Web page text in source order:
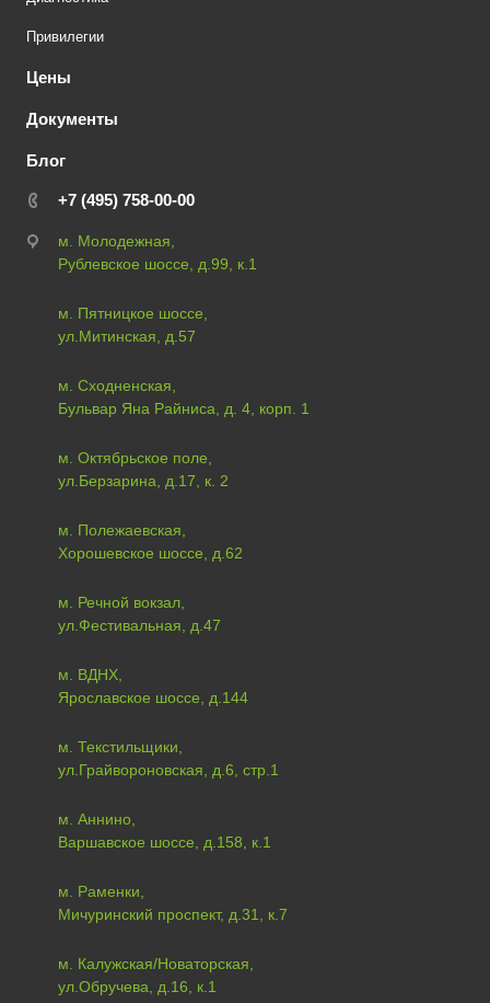
Привилегии
Цены
Документы
Блог
+7 (495) 758-00-00
м. Молодежная,
Рублевское шоссе, д.99, к.1
м. Пятницкое шоссе,
ул.Митинская, д.57
м. Сходненская,
Бульвар Яна Райниса, д. 4, корп. 1
м. Октябрьское поле,
ул.Берзарина, д.17, к. 2
м. Полежаевская,
Хорошевское шоссе, д.62
м. Речной вокзал,
ул.Фестивальная, д.47
м. ВДНХ,
Ярославское шоссе, д.144
м. Текстильщики,
ул.Грайвороновская, д.6, стр.1
м. Аннино,
Варшавское шоссе, д.158, к.1
м. Раменки,
Мичуринский проспект, д.31, к.7
м. Калужская/Новаторская,
ул.Обручева, д.16, к.1